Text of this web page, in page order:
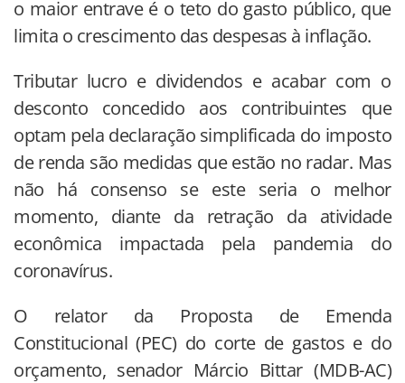
o maior entrave é o teto do gasto público, que
limita o crescimento das despesas à inflação.
Tributar lucro e dividendos e acabar com o
desconto concedido aos contribuintes que
optam pela declaração simplificada do imposto
de renda são medidas que estão no radar. Mas
não há consenso se este seria o melhor
momento, diante da retração da atividade
econômica impactada pela pandemia do
coronavírus.
O relator da Proposta de Emenda
Constitucional (PEC) do corte de gastos e do
orçamento, senador Márcio Bittar (MDB-AC)